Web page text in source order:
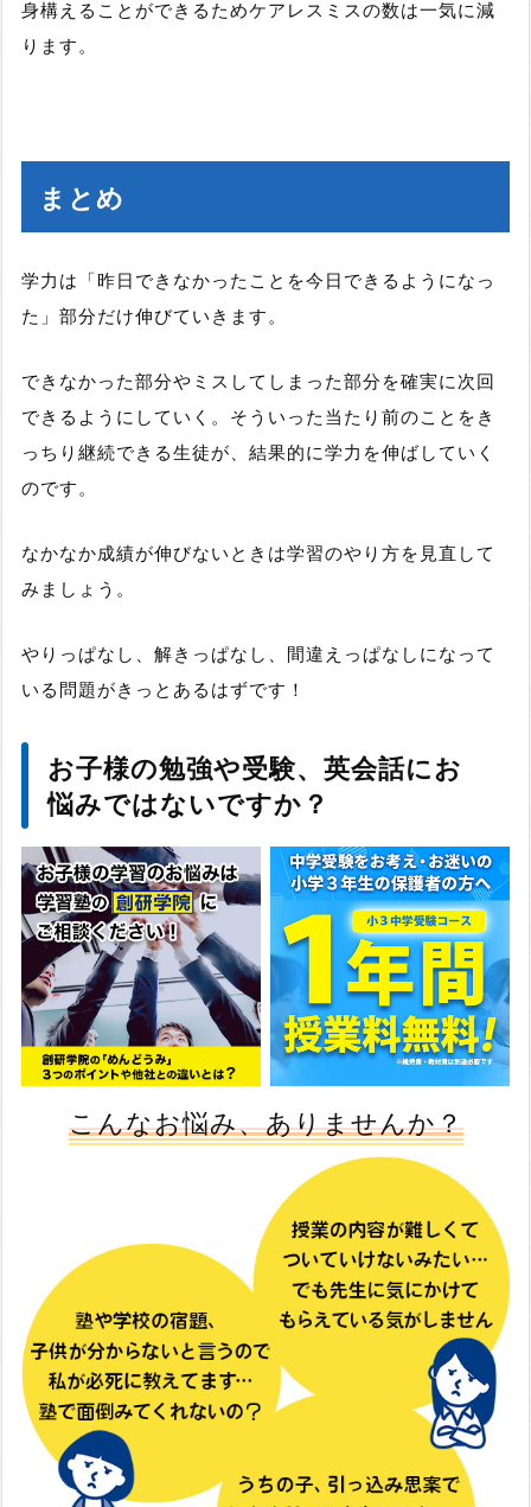
身構えることができるためケアレスミスの数は一気に減
ります。
まとめ
学力は「昨日できなかったことを今日できるようになっ
た」部分だけ伸びていきます。
できなかった部分やミスしてしまった部分を確実に次回
できるようにしていく。そういった当たり前のことをき
っちり継続できる生徒が、結果的に学力を伸ばしていく
のです。
なかなか成績が伸びないときは学習のやり方を見直して
みましょう。
やりっぱなし、解きっぱなし、間違えっぱなしになって
いる問題がきっとあるはずです！
お子様の勉強や受験、英会話にお
悩みではないですか？
こんなお悩み、ありませんか？